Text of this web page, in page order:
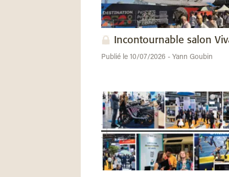
Incontournable salon
Publié le 10/07/2026 - Yann Goubin